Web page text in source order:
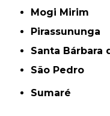
Mogi Mirim
Pirassununga
Santa Bárbara
São Pedro
Sumaré